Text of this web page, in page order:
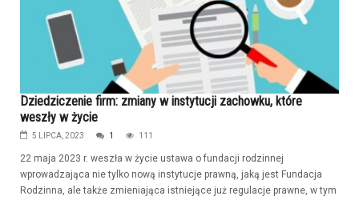
Dziedziczenie firm: zmiany w instytucji zachowku, które
weszły w życie
5 LIPCA, 2023 1 111
22 maja 2023 r. weszła w życie ustawa o fundacji rodzinnej
wprowadzająca nie tylko nową instytucje prawną, jaką jest Fundacja
Rodzinna, ale także zmieniająca istniejące już regulacje prawne, w tym